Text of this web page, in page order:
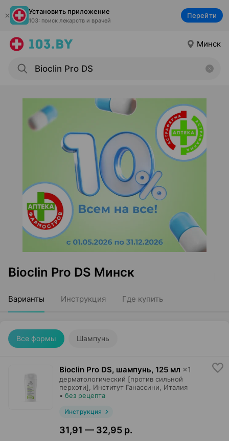
Установить приложение
103: поиск лекарств и врачей
Перейти
Минск
Bioclin Pro DS Минск
Варианты Инструкция Где купить
Все формы Шампунь
Bioclin Pro DS, шампунь, 125 мл ×1
дерматологический [против сильной
перхоти],
Институт Ганассини , Италия
• без рецепта
Инструкция
31,91 — 32,95 р.